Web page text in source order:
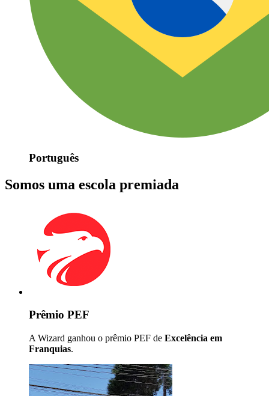
Português
Somos uma escola premiada
Prêmio PEF
A Wizard ganhou o prêmio PEF de Excelência em
Franquias.